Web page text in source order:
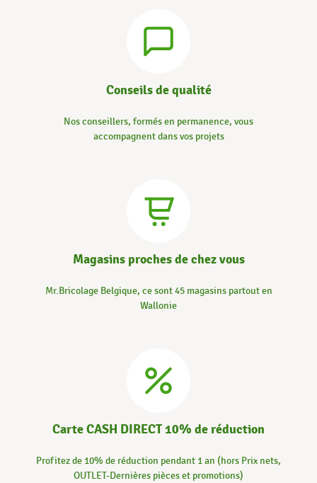
Conseils de qualité
Nos conseillers, formés en permanence, vous
accompagnent dans vos projets
Magasins proches de chez vous
Mr.Bricolage Belgique, ce sont 45 magasins partout en
Wallonie
Carte CASH DIRECT 10% de réduction
Profitez de 10% de réduction pendant 1 an (hors Prix nets,
OUTLET-Dernières pièces et promotions)